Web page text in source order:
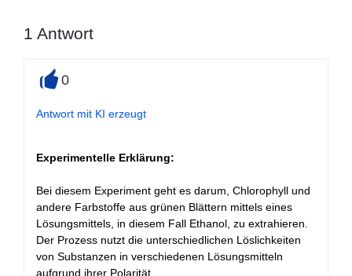
1 Antwort
0
Antwort mit KI erzeugt
Experimentelle Erklärung:
Bei diesem Experiment geht es darum, Chlorophyll und
andere Farbstoffe aus grünen Blättern mittels eines
Lösungsmittels, in diesem Fall Ethanol, zu extrahieren.
Der Prozess nutzt die unterschiedlichen Löslichkeiten
von Substanzen in verschiedenen Lösungsmitteln
aufgrund ihrer Polarität.